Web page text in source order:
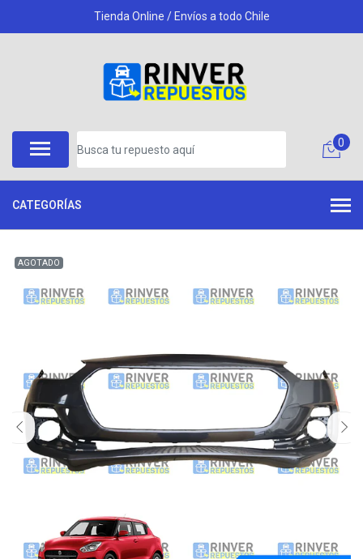
Tienda Online / Envíos a todo Chile
0
CATEGORÍAS
AGOTADO